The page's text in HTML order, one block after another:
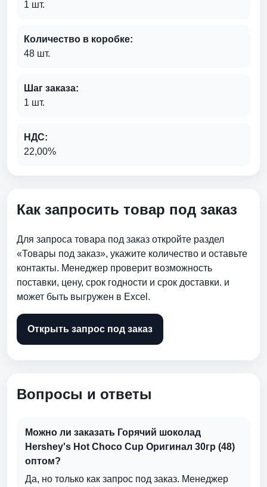
1 шт.
Количество в коробке:
48 шт.
Шаг заказа:
1 шт.
НДС:
22,00%
Как запросить товар под заказ
Для запроса товара под заказ откройте раздел
«Товары под заказ», укажите количество и оставьте
контакты. Менеджер проверит возможность
поставки, цену, срок годности и срок доставки. и
может быть выгружен в Excel.
Открыть запрос под заказ
Вопросы и ответы
Можно ли заказать Горячий шоколад
Hershey's Hot Choco Cup Оригинал 30гр (48)
оптом?
Да, но только как запрос под заказ. Менеджер